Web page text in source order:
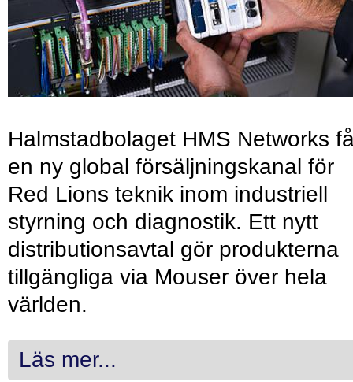
Halmstadbolaget HMS Networks
en ny global försäljningskanal för
Red Lions teknik inom industriell
styrning och diagnostik. Ett nytt
distributionsavtal gör produkterna
tillgängliga via Mouser över hela
världen.
Läs mer...